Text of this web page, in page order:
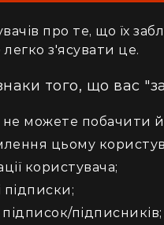
про те, що їх
з'ясувати це.
того, що вас
можете побачити
цьому
користувача;
підписки;
підписників;